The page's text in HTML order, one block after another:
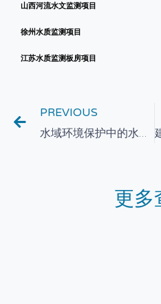
山西河流水文监测项目
徐州水质监测项目
江苏水质监测板房项目
PREVIOUS
水域环境保护中的水质监测技术应用研究
更多